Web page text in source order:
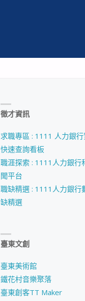
徵才資訊
求職專區 : 1111 人力銀
快速查詢看板
職涯探索 : 1111人力銀行
聞平台
職缺精選 : 1111人力銀行
缺精選
臺東文創
臺東美術館
鐵花村音樂聚落
臺東創客TT Maker